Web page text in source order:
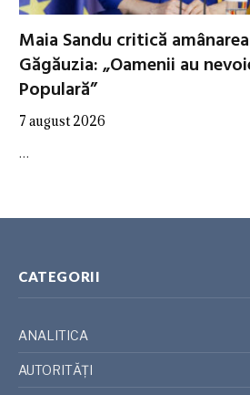
Maia Sandu critică
Găgăuzia: „Oamenii au
Populară”
7 august 2026
…
CATEGORII
ANALITICA
AUTORITĂȚI